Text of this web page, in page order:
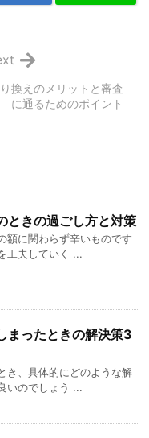
換えのメリットと審査
に通るためのポイント
ときの過ごし方と対策
額に関わらず辛いものです
工夫していく ...
まったときの解決策3
き、具体的にどのような解
いのでしょう ...